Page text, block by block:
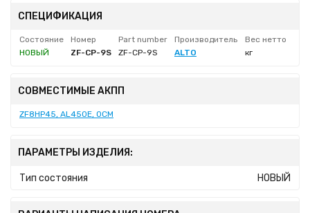
СПЕЦИФИКАЦИЯ
Состояние Номер Part number Производитель
Вес нетто
НОВЫЙ
ZF-CP-9S ZF-CP-9S ALTO кг
СОВМЕСТИМЫЕ АКПП
ZF8HP45, AL450E, 0CM
ПАРАМЕТРЫ ИЗДЕЛИЯ:
Тип состояния НОВЫЙ